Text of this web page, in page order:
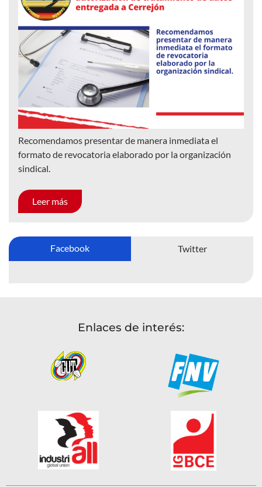
Recomendamos presentar de manera inmediata el
formato de revocatoria elaborado por la organización
sindical.
Leer más
Facebook Twitter
Enlaces de interés: